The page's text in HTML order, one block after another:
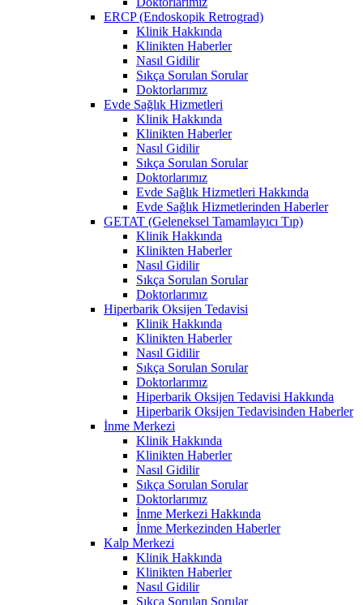
ERCP (Endoskopik Retrograd)
Klinik Hakkında
Klinikten Haberler
Nasıl Gidilir
Sıkça Sorulan Sorular
Doktorlarımız
Evde Sağlık Hizmetleri
Klinik Hakkında
Klinikten Haberler
Nasıl Gidilir
Sıkça Sorulan Sorular
Doktorlarımız
Evde Sağlık Hizmetleri Hakkında
Evde Sağlık Hizmetlerinden Haberler
GETAT (Geleneksel Tamamlayıcı Tıp)
Klinik Hakkında
Klinikten Haberler
Nasıl Gidilir
Sıkça Sorulan Sorular
Doktorlarımız
Hiperbarik Oksijen Tedavisi
Klinik Hakkında
Klinikten Haberler
Nasıl Gidilir
Sıkça Sorulan Sorular
Doktorlarımız
Hiperbarik Oksijen Tedavisi Hakkında
Hiperbarik Oksijen Tedavisinden Haberler
İnme Merkezi
Klinik Hakkında
Klinikten Haberler
Nasıl Gidilir
Sıkça Sorulan Sorular
Doktorlarımız
İnme Merkezi Hakkında
İnme Merkezinden Haberler
Kalp Merkezi
Klinik Hakkında
Klinikten Haberler
Nasıl Gidilir
Sıkça Sorulan Sorular